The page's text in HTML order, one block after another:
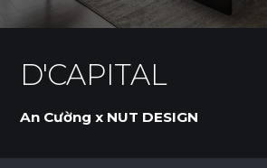
D'CAPITAL
An Cường x NUT DESIGN